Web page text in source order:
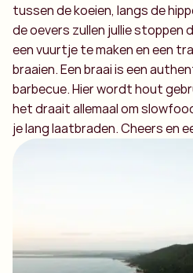
tussen de koeien, langs de
de oevers zullen jullie stoppen
een vuurtje te maken en een
braaien. Een braai is een
barbecue. Hier wordt hout
het draait allemaal om
je lang laatbraden. Cheers en